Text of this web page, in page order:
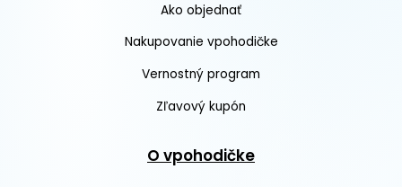
Ako objednať
Nakupovanie vpohodičke
Vernostný program
Zľavový kupón
O vpohodičke